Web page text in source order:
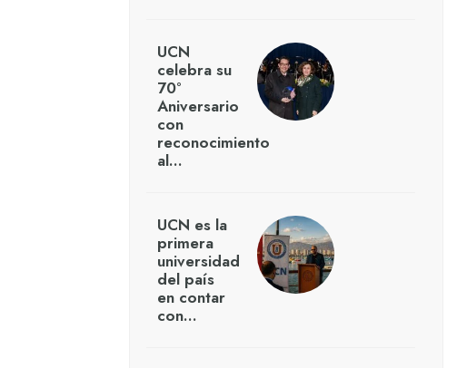
UCN
celebra su
70°
Aniversario
con
reconocimiento
al…
UCN es la
primera
universidad
del país
en contar
con…